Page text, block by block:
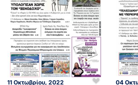
11 Οκτωβρίου, 2022 04